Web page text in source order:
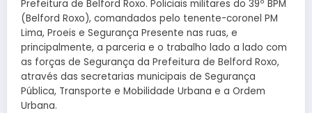
Prefeitura de Belford Roxo. Policiais militares do 39º BPM
(Belford Roxo), comandados pelo tenente-coronel PM
Lima, Proeis e Segurança Presente nas ruas, e
principalmente, a parceria e o trabalho lado a lado com
as forças de Segurança da Prefeitura de Belford Roxo,
através das secretarias municipais de Segurança
Pública, Transporte e Mobilidade Urbana e a Ordem
Urbana.